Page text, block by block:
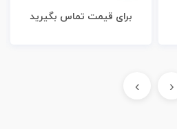
برای قیمت تماس بگیرید
‹
›